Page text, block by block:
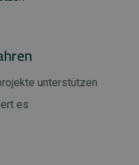
unterstützen
es